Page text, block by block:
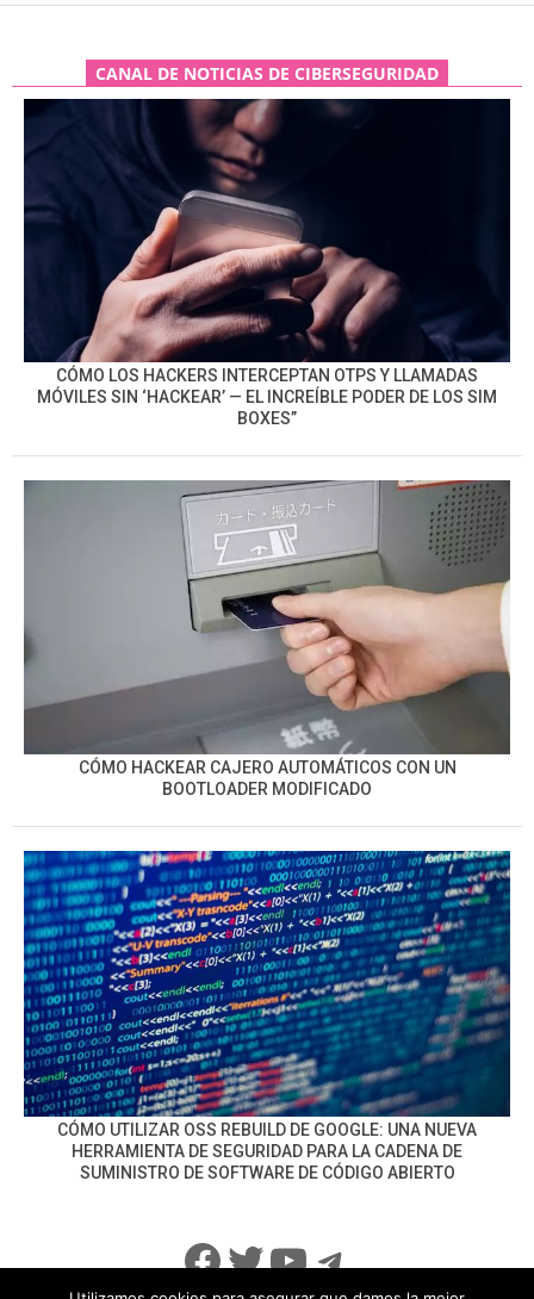
CANAL DE NOTICIAS DE CIBERSEGURIDAD
CÓMO LOS HACKERS INTERCEPTAN OTPS Y LLAMADAS
MÓVILES SIN ‘HACKEAR’ — EL INCREÍBLE PODER DE LOS SIM
BOXES”
CÓMO HACKEAR CAJERO AUTOMÁTICOS CON UN
BOOTLOADER MODIFICADO
CÓMO UTILIZAR OSS REBUILD DE GOOGLE: UNA NUEVA
HERRAMIENTA DE SEGURIDAD PARA LA CADENA DE
SUMINISTRO DE SOFTWARE DE CÓDIGO ABIERTO
Facebook
Twitter
YouTube
Telegram